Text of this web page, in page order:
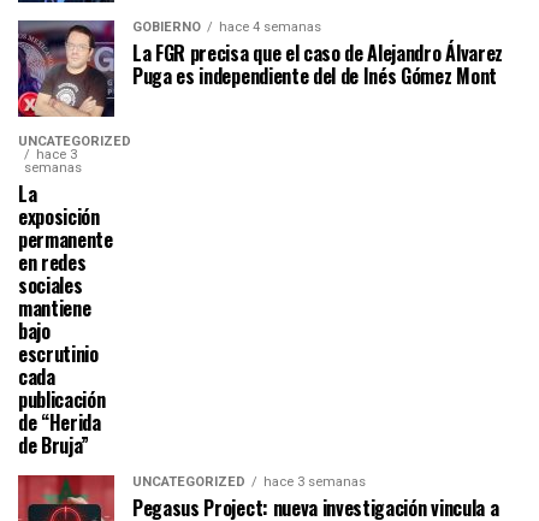
GOBIERNO hace 4 semanas
La FGR precisa que el caso de Alejandro Álvarez
Puga es independiente del de Inés Gómez Mont
UNCATEGORIZED
hace 3
semanas
La
exposición
permanente
en redes
sociales
mantiene
bajo
escrutinio
cada
publicación
de “Herida
de Bruja”
UNCATEGORIZED hace 3 semanas
Pegasus Project: nueva investigación vincula a